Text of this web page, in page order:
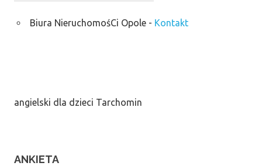
Biura NieruchomośCi Opole- Kontakt
angielski dla dzieci Tarchomin
ANKIETA